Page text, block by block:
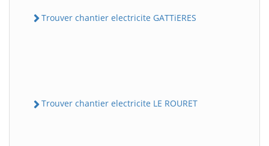
Trouver chantier electricite GATTiERES
Trouver chantier electricite LE ROURET